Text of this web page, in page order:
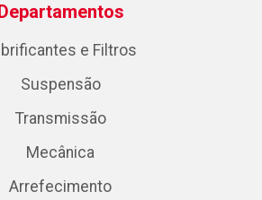
e Filtros
Suspensão
Transmissão
Mecânica
Arrefecimento